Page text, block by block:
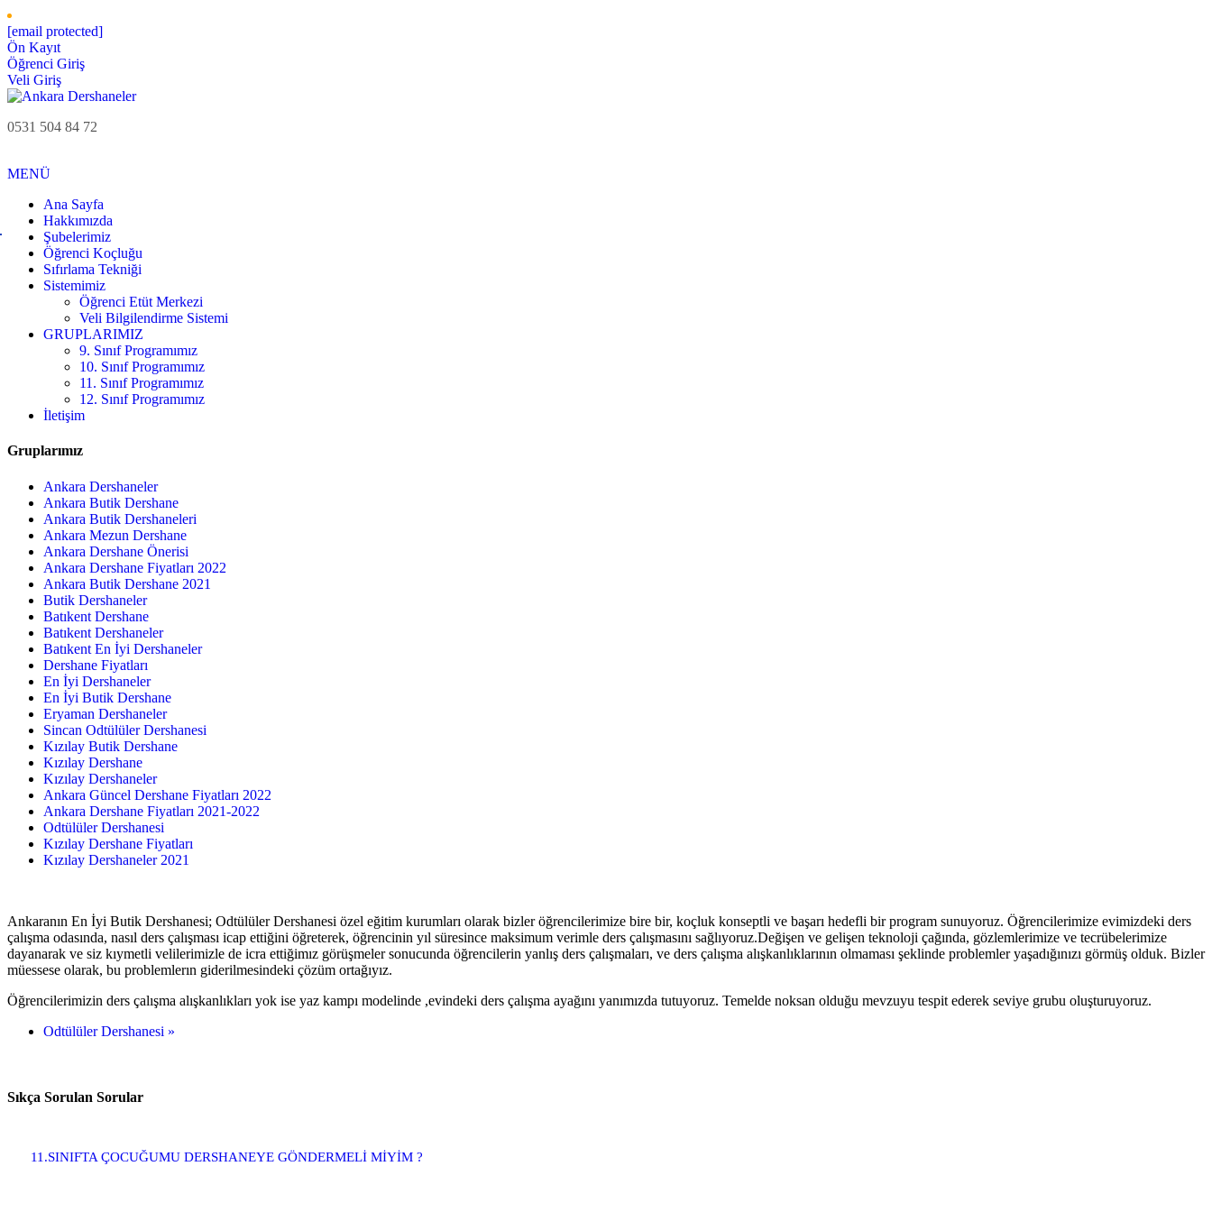
[email protected]
Ön Kayıt
Öğrenci Giriş
Veli Giriş
0531 504 84 72
MENÜ
Ana Sayfa
Hakkımızda
Şubelerimiz
Öğrenci Koçluğu
Sıfırlama Tekniği
Sistemimiz
Öğrenci Etüt Merkezi
Veli Bilgilendirme Sistemi
GRUPLARIMIZ
9. Sınıf Programımız
10. Sınıf Programımız
11. Sınıf Programımız
12. Sınıf Programımız
İletişim
Gruplarımız
Ankara Dershaneler
Ankara Butik Dershane
Ankara Butik Dershaneleri
Ankara Mezun Dershane
Ankara Dershane Önerisi
Ankara Dershane Fiyatları 2022
Ankara Butik Dershane 2021
Butik Dershaneler
Batıkent Dershane
Batıkent Dershaneler
Batıkent En İyi Dershaneler
Dershane Fiyatları
En İyi Dershaneler
En İyi Butik Dershane
Eryaman Dershaneler
Sincan Odtülüler Dershanesi
Kızılay Butik Dershane
Kızılay Dershane
Kızılay Dershaneler
Ankara Güncel Dershane Fiyatları 2022
Ankara Dershane Fiyatları 2021-2022
Odtülüler Dershanesi
Kızılay Dershane Fiyatları
Kızılay Dershaneler 2021
Ankaranın En İyi Butik Dershanesi; Odtülüler Dershanesi özel eğitim kurumları olarak bizler öğrencilerimize bire bir, koçluk konseptli ve başarı hedefli bir program sunuyoruz. Öğrencilerimize evimizdeki ders
çalışma odasında, nasıl ders çalışması icap ettiğini öğreterek, öğrencinin yıl süresince maksimum verimle ders çalışmasını sağlıyoruz.Değişen ve gelişen teknoloji çağında, gözlemlerimize ve tecrübelerimize
dayanarak ve siz kıymetli velilerimizle de icra ettiğimız görüşmeler sonucunda öğrencilerin yanlış ders çalışmaları, ve ders çalışma alışkanlıklarının olmaması şeklinde problemler yaşadığınızı görmüş olduk. Bizler
müessese olarak, bu problemlerın giderilmesindeki çözüm ortağıyız.
Öğrencilerimizin ders çalışma alışkanlıkları yok ise yaz kampı modelinde ,evindeki ders çalışma ayağını yanımızda tutuyoruz. Temelde noksan olduğu mevzuyu tespit ederek seviye grubu oluşturuyoruz.
Odtülüler Dershanesi »
Sıkça Sorulan Sorular
11.SINIFTA ÇOCUĞUMU DERSHANEYE GÖNDERMELİ MİYİM ?